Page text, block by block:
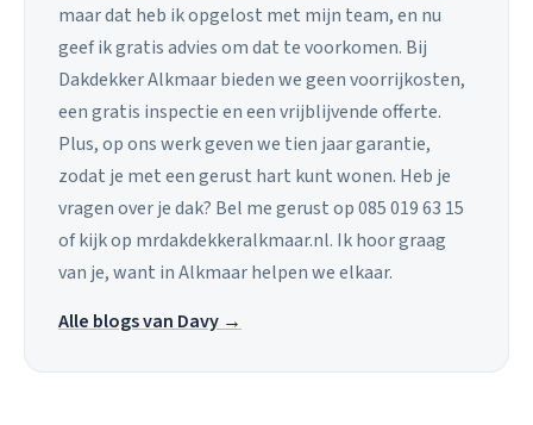
maar dat heb ik opgelost met mijn team, en nu
geef ik gratis advies om dat te voorkomen. Bij
Dakdekker Alkmaar bieden we geen voorrijkosten,
een gratis inspectie en een vrijblijvende offerte.
Plus, op ons werk geven we tien jaar garantie,
zodat je met een gerust hart kunt wonen. Heb je
vragen over je dak? Bel me gerust op 085 019 63 15
of kijk op mrdakdekkeralkmaar.nl. Ik hoor graag
van je, want in Alkmaar helpen we elkaar.
Alle blogs van Davy →